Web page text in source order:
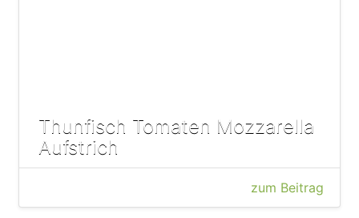
Thunfisch Tomaten Mozzarella
Aufstrich
zum Beitrag